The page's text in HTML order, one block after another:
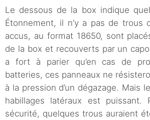
Le dessous de la box indique
Étonnement, il n’y a pas de trous
accus, au format 18650, sont
de la box et recouverts par un
a fort à parier qu’en cas de
batteries, ces panneaux ne
à la pression d’un dégazage. Mais
habillages latéraux est
sécurité, quelques trous auraient